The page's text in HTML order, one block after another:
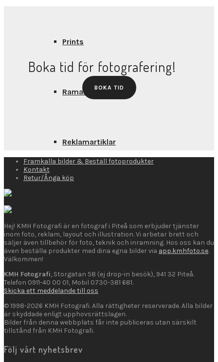
Prints
Ramar
Reklamartiklar
Collageramar
Trycksaker
Boka tid för fotografering!
BOKA TID
Framkalla bilder & Beställ fotoprodukter
Kontakt
Retur/Ånga köp
Hej! KMH Fotografi är en fotograf i Piteå som erbjuder tjänster
inom foto, reklam, layout och illustration. Vi arbetar brett och
säljer även tillbehör för foto, teknik och inramning. Hos oss kan du
även beställa produkter med dina egna bilder via app.kmhfoto.se.
Välkommen!
KMH Fotografi, Storgatan 58 (ej drop-in besök), 941 32 Piteå.
Telefon 0911-40 00 01, Mobil 0730-381 681.
Skicka ett meddelande till oss
© 1998-2026 KMH Fotografi. Alla rättigheter reserverade. Alla bilder
är skyddade enligt upphovsrättslagen.
Bilder från denna webbplats får inte publiceras utan särskilt
tillstånd från KMH Fotografi.
Följ vårt nyhetsbrev